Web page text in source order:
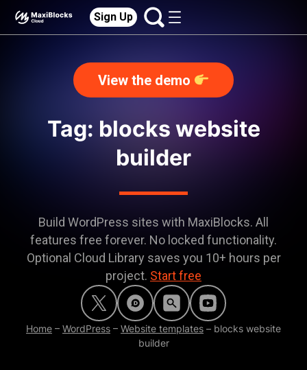
Sign Up
View the demo
Tag: blocks website
builder
Build WordPress sites with MaxiBlocks. All
features free forever. No locked functionality.
Optional Cloud Library saves you 10+ hours per
project. Start free
Home – WordPress – Website templates – blocks website
builder